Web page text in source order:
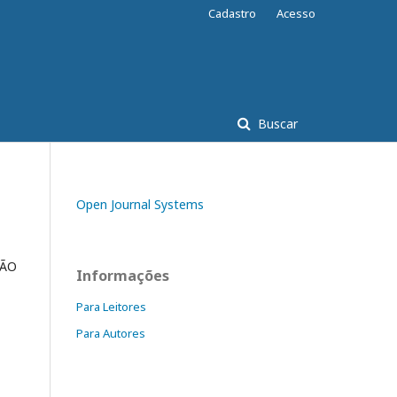
Buscar
Cadastro Acesso
Open Journal Systems
Informações
Para Leitores
Para Autores